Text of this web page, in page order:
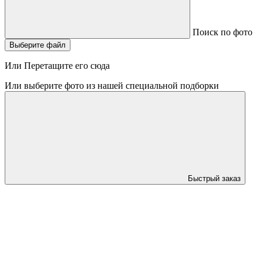
Поиск по фото
Выберите файл
Или Перетащите его сюда
Или выберите фото из нашей специальной подборки
Быстрый заказ